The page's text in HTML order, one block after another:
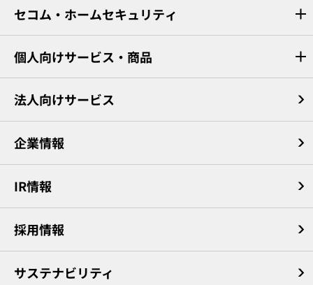
セコム・ホームセキュリティ
個人向けサービス・商品
法人向けサービス
企業情報
IR情報
採用情報
サステナビリティ